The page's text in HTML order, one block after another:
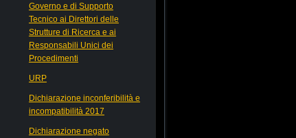
Governo e di Supporto
Tecnico ai Direttori delle
Strutture di Ricerca e ai
Responsabili Unici dei
Procedimenti
URP
Dichiarazione inconferibilità e
incompatibilità 2017
Dichiarazione negato